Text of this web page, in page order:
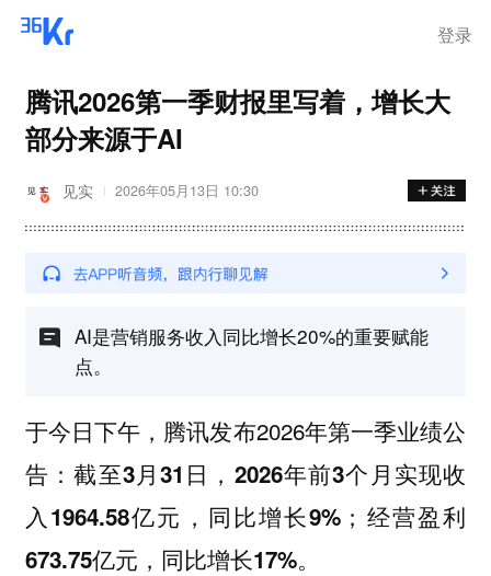
登录
腾讯2026第一季财报里写着，增长大
部分来源于AI
见实 2026年05月13日 10:30
AI是营销服务收入同比增长20%的重要赋能
点。
于今日下午，腾讯发布2026年第一季业绩公
告：截至3月31日，2026年前3个月实现收
入1964.58亿元，同比增长9%；经营盈利
673.75亿元，同比增长17%。